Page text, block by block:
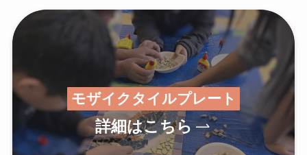
モザイクタイルプレート
詳細はこちら